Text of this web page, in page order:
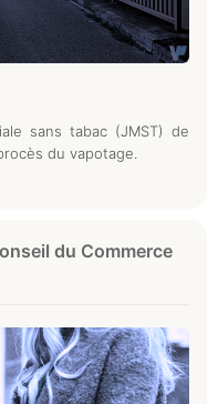
sans tabac (JMST) de
du vapotage.
du Commerce